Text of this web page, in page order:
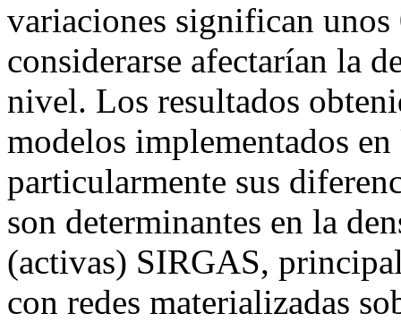
variaciones significan
considerarse afectarían la
nivel. Los resultados
modelos implementados
particularmente sus
son determinantes en la
(activas) SIRGAS,
con redes materializadas